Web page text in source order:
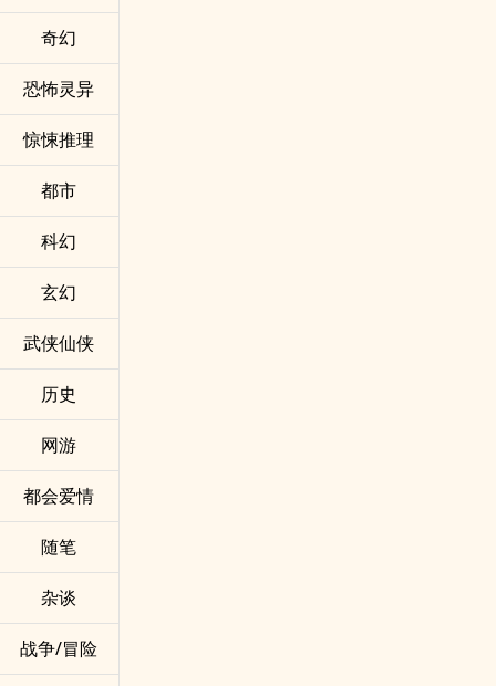
奇幻
恐怖灵异
惊悚推理
都市
科幻
玄幻
武侠仙侠
历史
网游
都会爱情
随笔
杂谈
战争/冒险